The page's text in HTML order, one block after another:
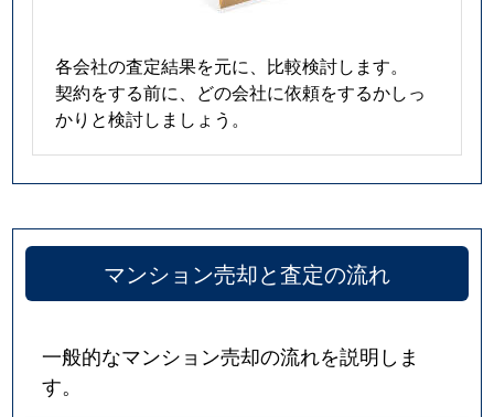
各会社の査定結果を元に、比較検討します。
契約をする前に、どの会社に依頼をするかしっ
かりと検討しましょう。
マンション売却と査定の流れ
一般的なマンション売却の流れを説明しま
す。